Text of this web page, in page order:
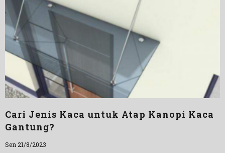
Cari Jenis Kaca untuk Atap Kanopi Kaca
Gantung?
Sen 21/8/2023